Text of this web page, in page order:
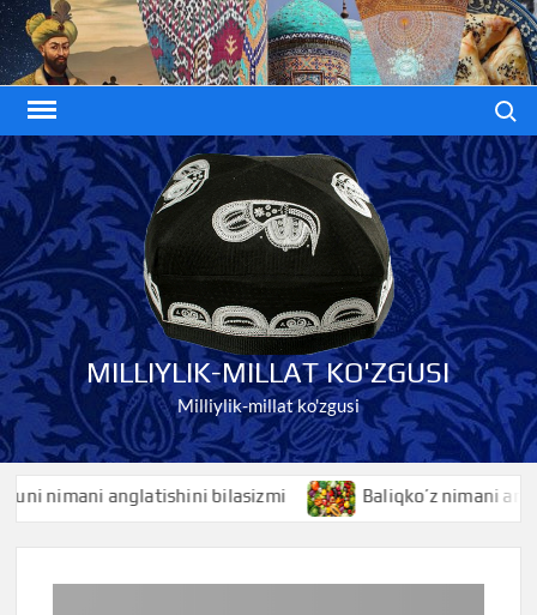
Skip
to
content
MILLIYLIK-MILLAT KO'ZGUSI
Milliylik-millat ko'zgusi
anglatishini bilasizmi Baliqko’z nimani